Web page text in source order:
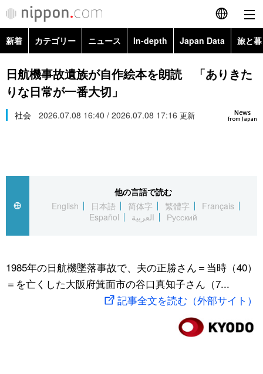
English
简体字
Русский
カテゴリー
経済・ビジネス
国際
文化
トップ
アーカイブ
In-depth
Japan Data
動画/Live
新着 カテゴリー ニュース In-depth Japan Data 旅と
政治・外交
経済・ビジネス
スポーツ・東京2020
Topics
日航機事故遺族が自作絵本を朗読 「ありきた
りな日常が一番大切」
News
from Japan
社会 2026.07.08 16:40 / 2026.07.08 17:16 更新
他の言語で読む
English
日本語 简体字 繁體字
Français
Español
العربية Русский
1985年の日航機墜落事故で、夫の正勝さん＝当時（40）
＝を亡くした大阪府箕面市の谷口真知子さん（7...
記事全文を読む（外部サイト）